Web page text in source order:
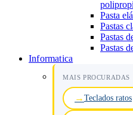
Pasta
Pastas
Pastas
Pastas
Informatica
MAIS PROCURADAS
Teclados ratos